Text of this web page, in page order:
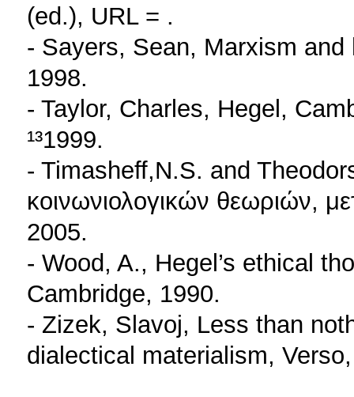
(ed.), URL = .
- Sayers, Sean, Marxism
1998.
- Taylor, Charles, Hegel,
¹³1999.
- Timasheff,N.S. and
κοινωνιολογικών θεωριών,
2005.
- Wood, A., Hegel’s ethical
Cambridge, 1990.
- Zizek, Slavoj, Less than
dialectical materialism,